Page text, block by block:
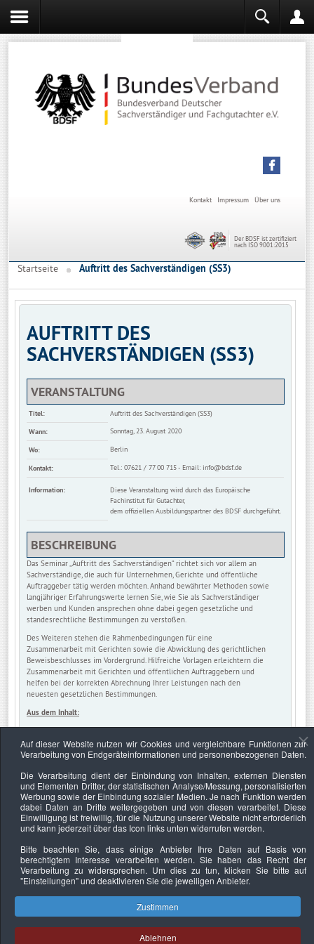
Über uns
Impressum
Kontakt
Der BDSF ist zertifiziert
nach ISO 9001:2015
Startseite Auftritt des Sachverständigen (SS3)
AUFTRITT DES
SACHVERSTÄNDIGEN (SS3)
VERANSTALTUNG
Titel:
Auftritt des Sachverständigen (SS3)
Wann:
Sonntag, 23. August 2020
Wo: Berlin
Kontakt: Tel.: 07621 / 77 00 715 - Email: info@bdsf.de
Information:
Diese Veranstaltung wird durch das Europäische
Fachinstitut für Gutachter,
dem offiziellen Ausbildungspartner des BDSF durchgeführt.
BESCHREIBUNG
Das Seminar „Auftritt des Sachverständigen“ richtet sich vor allem an
Sachverständige, die auch für Unternehmen, Gerichte und öffentliche
Auftraggeber tätig werden möchten. Anhand bewährter Methoden sowie
langjähriger Erfahrungswerte lernen Sie, wie Sie als Sachverständiger
werben und Kunden ansprechen ohne dabei gegen gesetzliche und
standesrechtliche Bestimmungen zu verstoßen.
Des Weiteren stehen die Rahmenbedingungen für eine
Zusammenarbeit mit Gerichten sowie die Abwicklung des gerichtlichen
Beweisbeschlusses im Vordergrund. Hilfreiche Vorlagen erleichtern die
Zusammenarbeit mit Gerichten und öffentlichen Auftraggebern und
helfen bei der korrekten Abrechnung Ihrer Leistungen nach den
neuesten gesetzlichen Bestimmungen.
Aus dem Inhalt:
Wie Sie gerichtliche Aufträge abwickeln
Welchen Gesetzmäßigkeiten Sie als Gerichtssachverständiger
unterliegen
Wie sie die häufigsten Fehler von Sachverständigen
vermeiden
Nach welchen Kriterien ein Gericht Ihr Gutachten beurteilt
Welche Leistungen und Zeiten Sie bei öffentlichen Aufträgen
abrechnen können
Wie Sie als Sachverständiger bei einer Vernehmung glänzen
Wie Sie den Bundesverband für Ihre Werbung nutzen
Auf dieser Website nutzen wir Cookies und vergleichbare Funktionen zur
Verarbeitung von Endgeräteinformationen und personenbezogenen Daten.
Die Verarbeitung dient der Einbindung von Inhalten, externen Diensten
und Elementen Dritter, der statistischen Analyse/Messung, personalisierten
Werbung sowie der Einbindung sozialer Medien. Je nach Funktion werden
dabei Daten an Dritte weitergegeben und von diesen verarbeitet. Diese
Einwilligung ist freiwillig, für die Nutzung unserer Website nicht erforderlich
und kann jederzeit über das Icon links unten widerrufen werden.
Bitte beachten Sie, dass einige Anbieter Ihre Daten auf Basis von
berechtigtem Interesse verarbeiten werden. Sie haben das Recht der
Verarbeitung zu widersprechen. Um dies zu tun, klicken Sie bitte auf
"Einstellungen"und deaktivieren Sie die jeweiligen Anbieter.
Zustimmen
Ablehnen